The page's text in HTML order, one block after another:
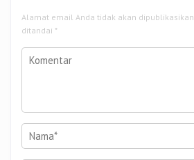
Alamat email Anda tidak akan dipublikasikan.
ditandai *